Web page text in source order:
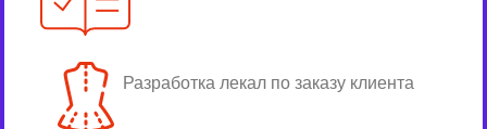
Разработка лекал по заказу клиента